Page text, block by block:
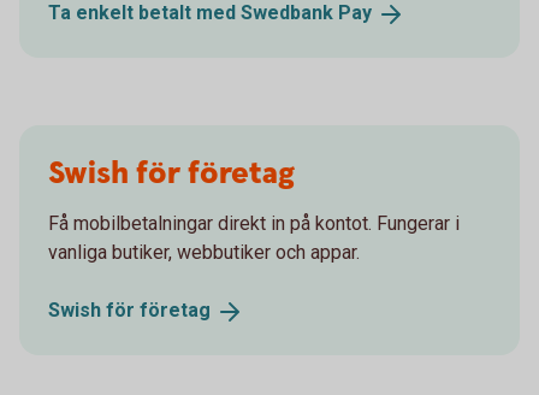
Ta enkelt betalt med Swedbank Pay
Swish för företag
Få mobilbetalningar direkt in på kontot. Fungerar i
vanliga butiker, webbutiker och appar.
Swish för företag